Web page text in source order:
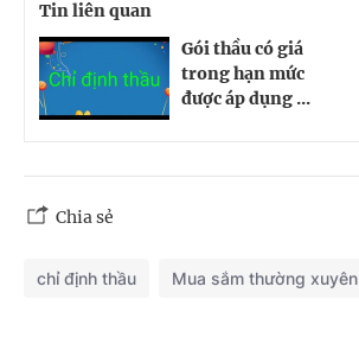
Tin liên quan
Gói thầu có giá
trong hạn mức
được áp dụng ...
Chia sẻ
chỉ định thầu Mua sắm thường xuyên